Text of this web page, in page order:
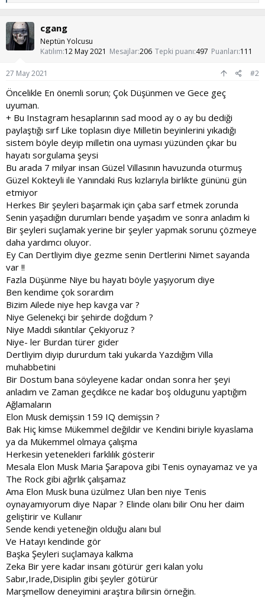
p
k
i
l
e
cgang
Neptün Yolcusu
Katılım 12 May 2021 Mesajlar206 Tepki puanı 497 Puanları 111
27 May 2021 #2
Öncelikle En önemli sorun; Çok Düşünmen ve Gece geç
uyuman.
+ Bu Instagram hesaplarının sad mood ay o ay bu dediği
paylaştığı sırf Like toplasın diye Milletin beyinlerini yıkadığı
sistem böyle deyip milletin ona uyması yüzünden çıkar bu
hayatı sorgulama şeysi
Bu arada 7 milyar insan Güzel Villasının havuzunda oturmuş
Güzel Kokteyli ile Yanındaki Rus kızlarıyla birlikte gününü gün
etmiyor
Herkes Bir şeyleri başarmak için çaba sarf etmek zorunda
Senin yaşadığın durumları bende yaşadım ve sonra anladım ki
Bir şeyleri suçlamak yerine bir şeyler yapmak sorunu çözmeye
daha yardımcı oluyor.
Ey Can Dertliyim diye gezme senin Dertlerini Nimet sayanda
var !!
Fazla Düşünme Niye bu hayatı böyle yaşıyorum diye
Ben kendime çok sorardım
Bizim Ailede niye hep kavga var ?
Niye Gelenekçi bir şehirde doğdum ?
Niye Maddi sıkıntılar Çekiyoruz ?
Niye- ler Burdan türer gider
Dertliyim diyip dururdum taki yukarda Yazdığım Villa
muhabbetini
Bir Dostum bana söyleyene kadar ondan sonra her şeyi
anladım ve Zaman geçdikce ne kadar boş oldugunu yaptığım
Ağlamaların
Elon Musk demişsin 159 IQ demişsin ?
Bak Hiç kimse Mükemmel değildir ve Kendini biriyle kıyaslama
ya da Mükemmel olmaya çalışma
Herkesin yetenekleri farklılık gösterir
Mesala Elon Musk Maria Şarapova gibi Tenis oynayamaz ve ya
The Rock gibi ağırlık çalışamaz
Ama Elon Musk buna üzülmez Ulan ben niye Tenis
oynayamıyorum diye Napar ? Elinde olanı bilir Onu her daim
geliştirir ve Kullanır
Sende kendi yeteneğin olduğu alanı bul
Ve Hatayı kendinde gör
Başka Şeyleri suçlamaya kalkma
Zeka Bir yere kadar insanı götürür geri kalan yolu
Sabır,Irade,Disiplin gibi şeyler götürür
Marşmellow deneyimini araştıra bilirsin örneğin.